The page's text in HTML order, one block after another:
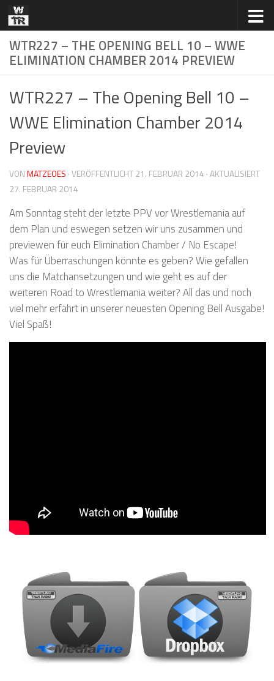
Zum Inhalt springen
WTR227 – THE OPENING BELL 10 – WWE
ELIMINATION CHAMBER 2014 PREVIEW
WTR227 – The Opening Bell 10 –
WWE Elimination Chamber 2014
Preview
VONMATZEOES · VERÖFFENTLICHT21. FEBRUAR 2014 · AKTUALISIERT
27. FEBRUAR 2014
Am Sonntag steht der letzte PPV vor Wrestlemania auf
dem Plan und eswegen setzen wir uns zusammen und
previewen für euch Elimination Chamber / No Escape!
Was für Überraschungen könnte es geben? Wie gefallen
uns die Matchansetzungen und wie geht es auf der
weiteren Road to Wrestlemania weiter? All das und noch
viel mehr erfahrt in unserer neuesten Opening Bell Ausgabe!
Viel Spaß!